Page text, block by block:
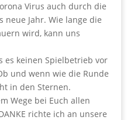
Virus auch durch die
Jahr. Wie lange die
wird, kann uns
es keinen Spielbetrieb vor
und wenn wie die Runde
in den Sternen.
Wege bei Euch allen
richte ich an unsere